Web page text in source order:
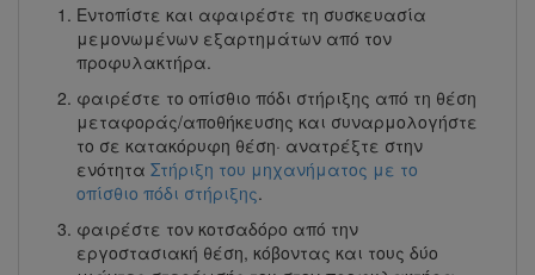
Εντοπίστε και αφαιρέστε τη συσκευασία
μεμονωμένων εξαρτημάτων από τον
προφυλακτήρα.
φαιρέστε το οπίσθιο πόδι στήριξης από τη θέση
μεταφοράς/αποθήκευσης και συναρμολογήστε
το σε κατακόρυφη θέση· ανατρέξτε στην
ενότητα Στήριξη του μηχανήματος με το
οπίσθιο πόδι στήριξης.
φαιρέστε τον κοτσαδόρο από την
εργοστασιακή θέση, κόβοντας και τους δύο